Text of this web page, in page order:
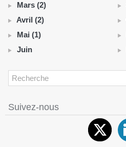
Mars (2)
Avril (2)
Mai (1)
Juin
Suivez-nous